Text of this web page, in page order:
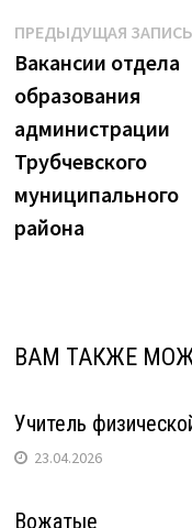
Навигация
по
записям
ПРЕДЫДУЩАЯ ЗАПИСЬ
Вакансии отдела
образования
администрации
Трубчевского
муниципального
района
ВАМ ТАКЖЕ
Учитель
23.04.2026
Вожатые